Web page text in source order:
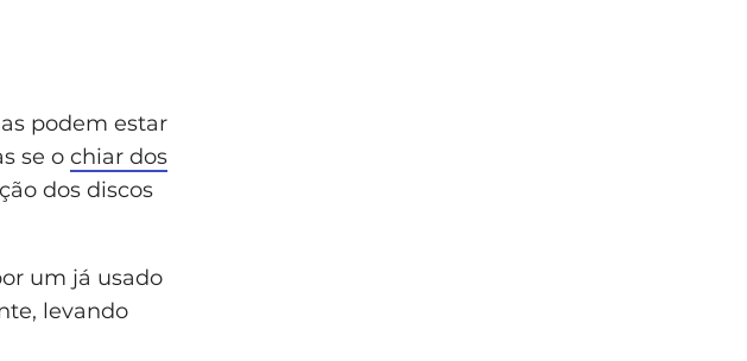
podem estar
se o chiar dos
dos discos
um já usado
levando